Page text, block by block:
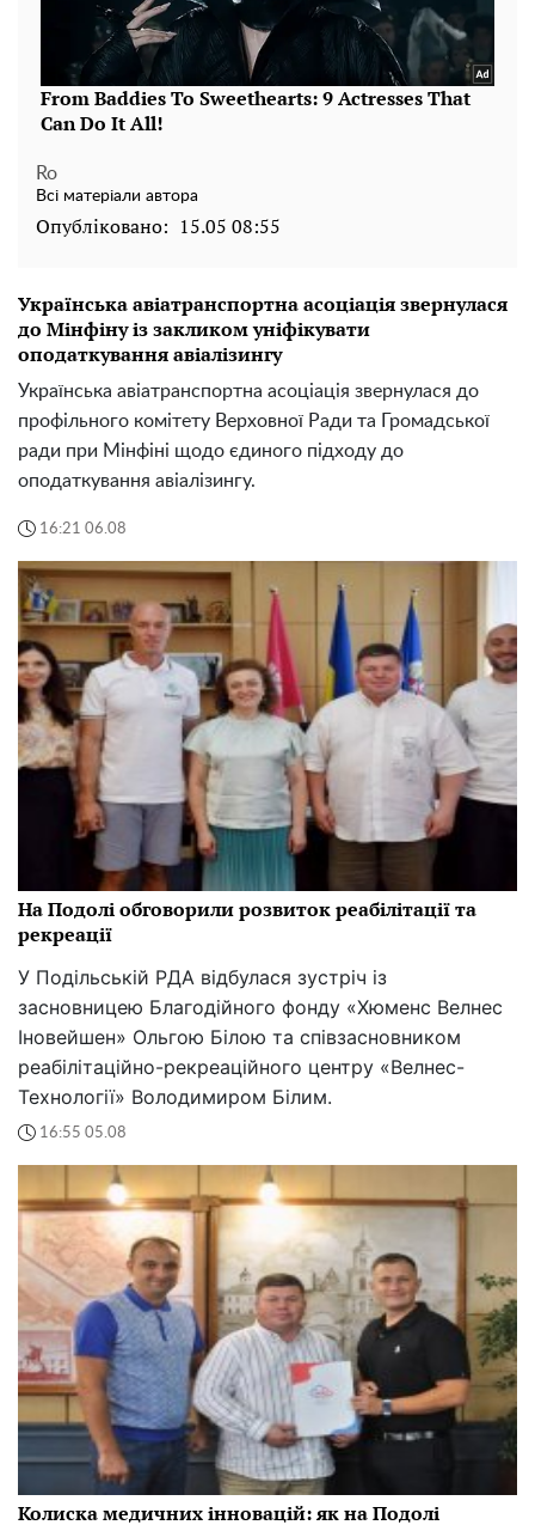
Ro
Всі матеріали автора
Опубліковано: 15.05 08:55
Українська авіатранспортна асоціація звернулася
до Мінфіну із закликом уніфікувати
оподаткування авіалізингу
Українська авіатранспортна асоціація звернулася до
профільного комітету Верховної Ради та Громадської
ради при Мінфіні щодо єдиного підходу до
оподаткування авіалізингу.
16:21 06.08
На Подолі обговорили розвиток реабілітації та
рекреації
У Подільській РДА відбулася зустріч із
засновницею Благодійного фонду «Хюменс Велнес
Іновейшен» Ольгою Білою та співзасновником
реабілітаційно-рекреаційного центру «Велнес-
Технології» Володимиром Білим.
16:55 05.08
Колиска медичних інновацій: як на Подолі